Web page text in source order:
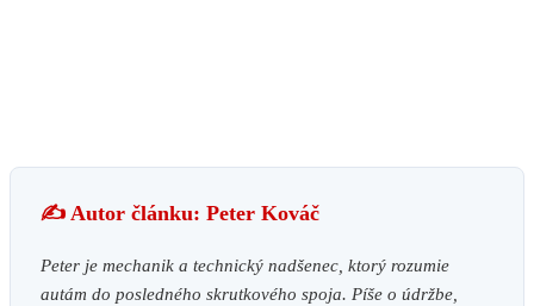
✍️ Autor článku: Peter Kováč
Peter je mechanik a technický nadšenec, ktorý rozumie
autám do posledného skrutkového spoja. Píše o údržbe,